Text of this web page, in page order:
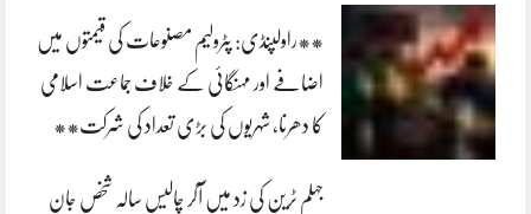
**راولپنڈی: پٹرولیم مصنوعات کی قیمتوں میں
اضافے اور مہنگائی کے خلاف جماعت اسلامی
کا دھرنا، شہریوں کی بڑی تعداد کی شرکت**
جہلم ٹرین کی زد میں آکر چالیس سالہ شخص جان